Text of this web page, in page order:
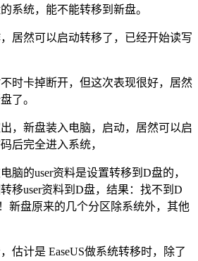
系统，能不能转移到新盘。
居然可以启动转移了，已经开始读写
时卡掉断开，但这次表现很好，居然
了。
，新盘装入电脑，启动，居然可以启
后完全进入系统，
脑的user资料是设置转移到D盘的，
移user资料到D盘，结果：找不到D
新盘原来的几个分区除系统外，其他
估计是 EaseUS做系统转移时，除了